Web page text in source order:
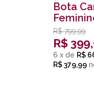
Bota
R$ 799,99
R$
6 x de R$
R$ 379,99